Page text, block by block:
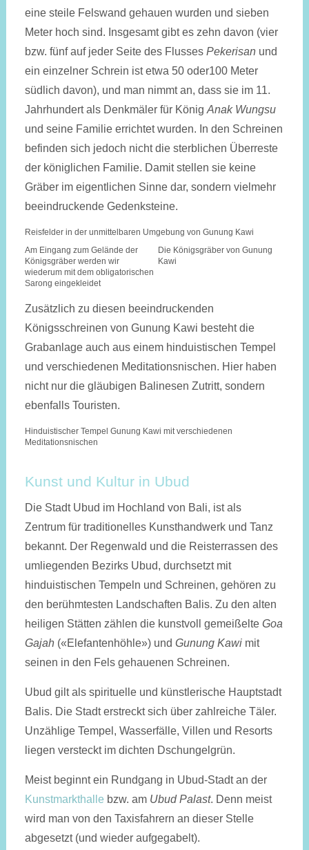
eine steile Felswand gehauen wurden und sieben
Meter hoch sind. Insgesamt gibt es zehn davon (vier
bzw. fünf auf jeder Seite des Flusses Pekerisanund
ein einzelner Schrein ist etwa 50 oder100 Meter
südlich davon), und man nimmt an, dass sie im 11.
Jahrhundert als Denkmäler für König Anak Wungsu
und seine Familie errichtet wurden. In den Schreinen
befinden sich jedoch nicht die sterblichen Überreste
der königlichen Familie. Damit stellen sie keine
Gräber im eigentlichen Sinne dar, sondern vielmehr
beeindruckende Gedenksteine.
Reisfelder in der unmittelbaren Umgebung von Gunung Kawi
Am Eingang zum Gelände der
Königsgräber werden wir
wiederum mit dem obligatorischen
Sarong eingekleidet
Die Königsgräber von Gunung
Kawi
Zusätzlich zu diesen beeindruckenden
Königsschreinen von Gunung Kawi besteht die
Grabanlage auch aus einem hinduistischen Tempel
und verschiedenen Meditationsnischen. Hier haben
nicht nur die gläubigen Balinesen Zutritt, sondern
ebenfalls Touristen.
Hinduistischer Tempel Gunung Kawi mit verschiedenen
Meditationsnischen
Kunst und Kultur in Ubud
Die Stadt Ubud im Hochland von Bali, ist als
Zentrum für traditionelles Kunsthandwerk und Tanz
bekannt. Der Regenwald und die Reisterrassen des
umliegenden Bezirks Ubud, durchsetzt mit
hinduistischen Tempeln und Schreinen, gehören zu
den berühmtesten Landschaften Balis. Zu den alten
heiligen Stätten zählen die kunstvoll gemeißelte Goa
Gajah(«Elefantenhöhle») und Gunung Kawimit
seinen in den Fels gehauenen Schreinen.
Ubud gilt als spirituelle und künstlerische Hauptstadt
Balis. Die Stadt erstreckt sich über zahlreiche Täler.
Unzählige Tempel, Wasserfälle, Villen und Resorts
liegen versteckt im dichten Dschungelgrün.
Meist beginnt ein Rundgang in Ubud-Stadt an der
Kunstmarkthalle bzw. am Ubud Palast. Denn meist
wird man von den Taxisfahrern an dieser Stelle
abgesetzt (und wieder aufgegabelt).